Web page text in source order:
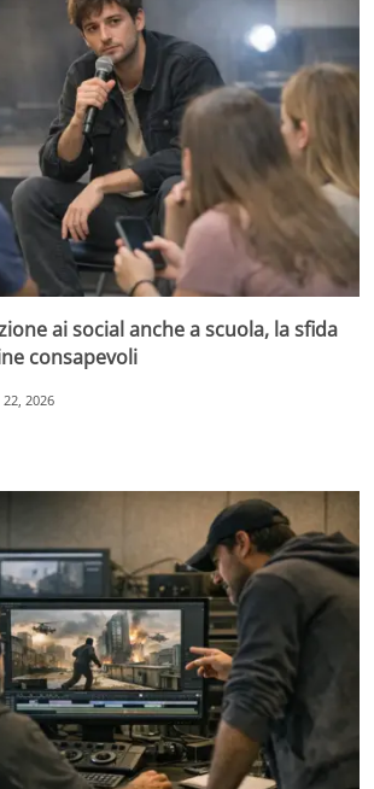
ai social anche a scuola, la sfida
consapevoli
2026